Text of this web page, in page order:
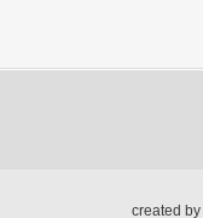
created by